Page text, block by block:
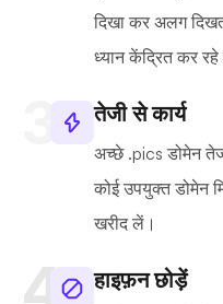
दिखा कर अलग
ध्यान केंद्रित कर रहे
तेजी से कार्य
अच्छे .pics डोमेन
कोई उपयुक्त डोमेन
खरीद लें।
हाइफ़न छोड़ें